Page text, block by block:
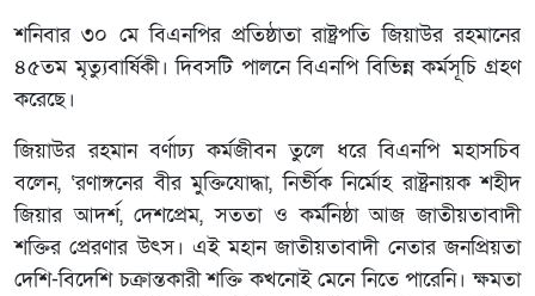
শনিবার ৩০ মে বিএনপির প্রতিষ্ঠাতা রাষ্ট্রপতি জিয়াউর রহমানের
৪৫তম মৃত্যুবার্ষিকী। দিবসটি পালনে বিএনপি বিভিন্ন কর্মসূচি গ্রহণ
করেছে।
জিয়াউর রহমান বর্ণাঢ্য কর্মজীবন তু্লে ধরে বিএনপি মহাসচিব
বলেন, ‘রণাঙ্গনের বীর মুক্তিযোদ্ধা, নির্ভীক নির্মোহ রাষ্ট্রনায়ক শহীদ
জিয়ার আদর্শ, দেশপ্রেম, সততা ও কর্মনিষ্ঠা আজ জাতীয়তাবাদী
শক্তির প্রেরণার উৎস। এই মহান জাতীয়তাবাদী নেতার জনপ্রিয়তা
দেশি-বিদেশি চক্রান্তকারী শক্তি কখনোই মেনে নিতে পারেনি। ক্ষমতা